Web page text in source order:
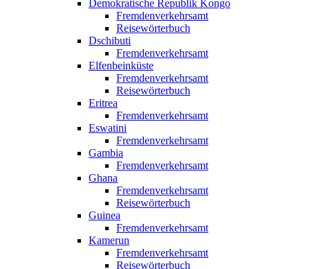
Demokratische Republik Kongo
Fremdenverkehrsamt
Reisewörterbuch
Dschibuti
Fremdenverkehrsamt
Elfenbeinküste
Fremdenverkehrsamt
Reisewörterbuch
Eritrea
Fremdenverkehrsamt
Eswatini
Fremdenverkehrsamt
Gambia
Fremdenverkehrsamt
Ghana
Fremdenverkehrsamt
Reisewörterbuch
Guinea
Fremdenverkehrsamt
Kamerun
Fremdenverkehrsamt
Reisewörterbuch